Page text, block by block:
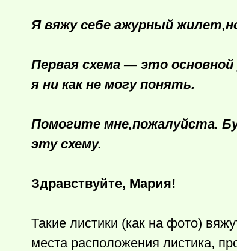
Я вяжу себе ажурный
Первая схема — это
я ни как не могу понять.
Помогите мне,пожалуйста.
эту схему.
Здравствуйте, Мария!
Такие листики (как на фото)
места расположения листика,